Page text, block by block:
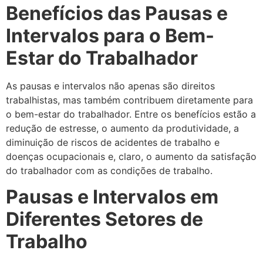
Benefícios das Pausas e
Intervalos para o Bem-
Estar do Trabalhador
As pausas e intervalos não apenas são direitos
trabalhistas, mas também contribuem diretamente para
o bem-estar do trabalhador. Entre os benefícios estão a
redução de estresse, o aumento da produtividade, a
diminuição de riscos de acidentes de trabalho e
doenças ocupacionais e, claro, o aumento da satisfação
do trabalhador com as condições de trabalho.
Pausas e Intervalos em
Diferentes Setores de
Trabalho